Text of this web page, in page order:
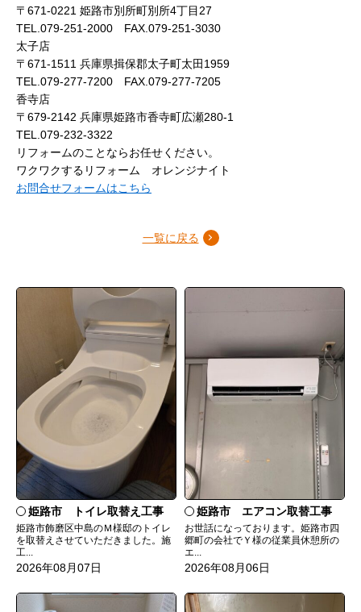
〒671-0221 姫路市別所町別所4丁目27
TEL.079-251-2000 FAX.079-251-3030
太子店
〒671-1511 兵庫県揖保郡太子町太田1959
TEL.079-277-7200 FAX.079-277-7205
香寺店
〒679-2142 兵庫県姫路市香寺町広瀬280-1
TEL.079-232-3322
リフォームのことならお任せください。
ワクワクするリフォーム オレンジナイト
お問合せフォームはこちら
一覧に戻る
姫路市 トイレ取替え工事
姫路市飾磨区中島のＭ様邸のトイレ
を取替えさせていただきました。施
工...
2026年08月07日
姫路市 エアコン取替工事
お世話になっております。姫路市四
郷町の会社でＹ様の従業員休憩所の
エ...
2026年08月06日